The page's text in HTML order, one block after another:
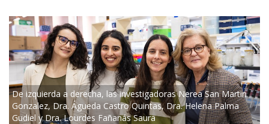
De izquierda a derecha, las investigadoras Nerea San Martin
Gonzalez, Dra. Águeda Castro Quintas, Dra. Helena Palma
Gudiel y Dra. Lourdes Fañanás Saura